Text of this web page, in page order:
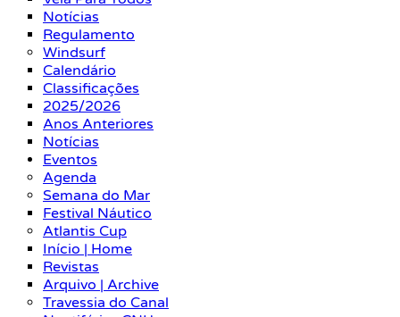
Notícias
Regulamento
Windsurf
Calendário
Classificações
2025/2026
Anos Anteriores
Notícias
Eventos
Agenda
Semana do Mar
Festival Náutico
Atlantis Cup
Início | Home
Revistas
Arquivo | Archive
Travessia do Canal